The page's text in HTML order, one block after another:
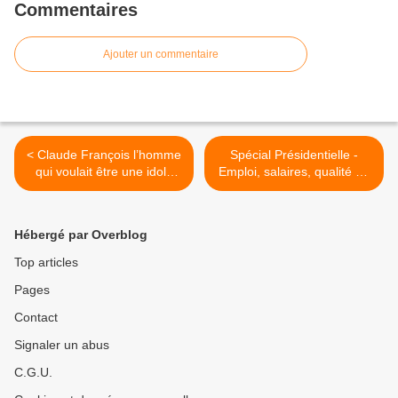
Commentaires
Ajouter un commentaire
< Claude François l’homme
qui voulait être une idole
sur Direct Star
Spécial Présidentielle -
Emploi, salaires, qualité de
vie, impôts dans Capital
Hébergé par Overblog
Top articles
Pages
Contact
Signaler un abus
C.G.U.